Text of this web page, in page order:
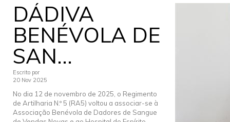
DÁDIVA
BENÉVOLA DE
SAN...
Escrito por
20 Nov 2025
No dia 12 de novembro de 2025, o Regimento
de Artilharia N.º 5 (RA5) voltou a associar-se à
Associação Benévola de Dadores de Sangue